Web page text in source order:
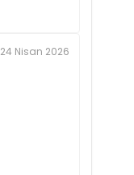
24 Nisan 2026